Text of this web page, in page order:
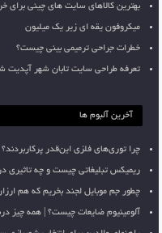
بهترین کالاهای سایت های چینی برای
میکروفون یقه ای زیر یک میلیون
خطرات جراحی ترمیمی بینی چیست؟
تعرفه طراحی سایت تابان شهر آپدیت
آخرین آلبوم ها
چرا توری‌های فلزی این‌قدر پرکاربردند؟
ریمیکس تبلیغاتی چیست و چه تاثیری
چطور جم موبایل لجند بخریم که هم
آلومینیوم ضایعات چیست؟ | همه چیز